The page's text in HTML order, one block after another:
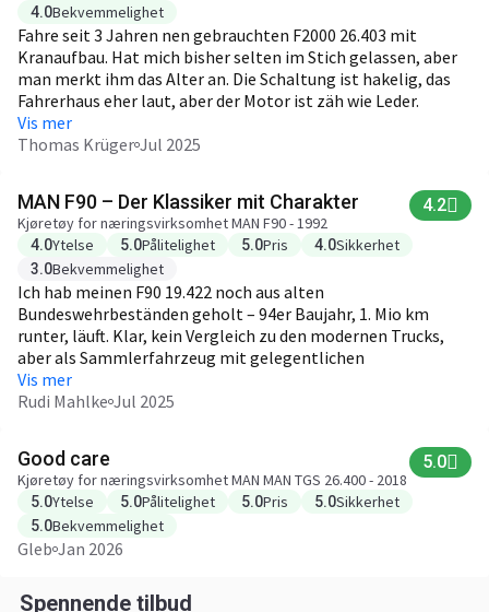
4.0Bekvemmelighet
Fahre seit 3 Jahren nen gebrauchten F2000 26.403 mit
Kranaufbau. Hat mich bisher selten im Stich gelassen, aber
man merkt ihm das Alter an. Die Schaltung ist hakelig, das
Fahrerhaus eher laut, aber der Motor ist zäh wie Leder.
Ersatzteile bekommt man gut auf dem Gebrauchtmarkt. Für
Bauverkehr und kurze Strecken top, aber nix für
schon. Für den Preis aber okay.
Vis mer
Thomas Krüger Jul 2025
MAN F90 – Der Klassiker mit Charakter
Kjøretøy for næringsvirksomhet MAN F90 - 1992
4.2
4.0Ytelse 5.0Pålitelighet 5.0Pris 4.0Sikkerhet
3.0Bekvemmelighet
Ich hab meinen F90 19.422 noch aus alten
Bundeswehrbeständen geholt – 94er Baujahr, 1. Mio km
runter, läuft. Klar, kein Vergleich zu den modernen Trucks,
aber als Sammlerfahrzeug mit gelegentlichen
Transportaufträgen absolut brauchbar. Kupplung und
Getriebe brauchen Gefühl, die Lenkung ist direkt und ehrlich.
Straße. Für mich der letzte echte LKW – alles danach ist
rollender Computer.
Vis mer
Rudi Mahlke Jul 2025
Good care
Kjøretøy for næringsvirksomhet MAN MAN TGS 26.400 - 2018
5.0
5.0Ytelse 5.0Pålitelighet 5.0Pris 5.0Sikkerhet
5.0Bekvemmelighet
Gleb Jan 2026
Spennende tilbud